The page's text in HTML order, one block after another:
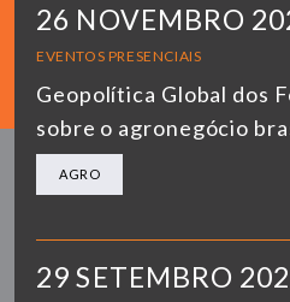
26 NOVEMBRO
EVENTOS PRESENCIAIS
Geopolítica Global dos
sobre o agronegócio
AGRO
29 SETEMBRO